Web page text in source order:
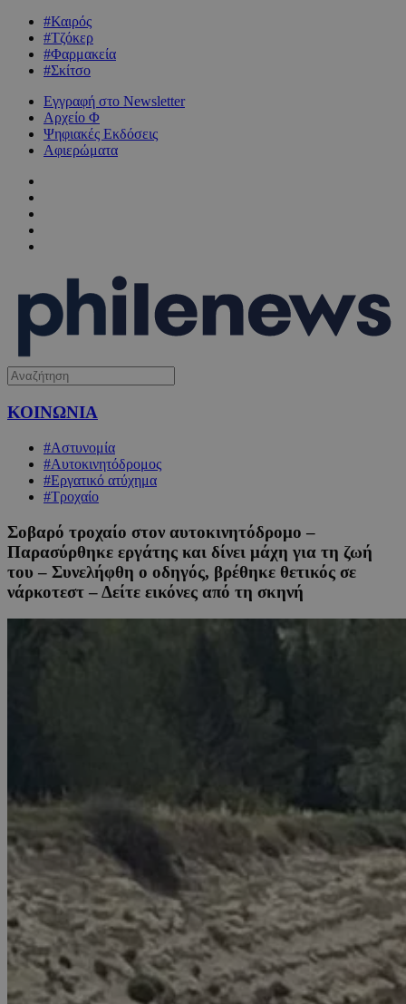
#Καιρός
#Τζόκερ
#Φαρμακεία
#Σκίτσο
Εγγραφή στο Newsletter
Αρχείο Φ
Ψηφιακές Εκδόσεις
Αφιερώματα
ΚΟΙΝΩΝΙΑ
#Αστυνομία
#Αυτοκινητόδρομος
#Εργατικό ατύχημα
#Τροχαίο
Σοβαρό τροχαίο στον αυτοκινητόδρομο –
Παρασύρθηκε εργάτης και δίνει μάχη για τη ζωή
του – Συνελήφθη ο οδηγός, βρέθηκε θετικός σε
νάρκοτεστ – Δείτε εικόνες από τη σκηνή